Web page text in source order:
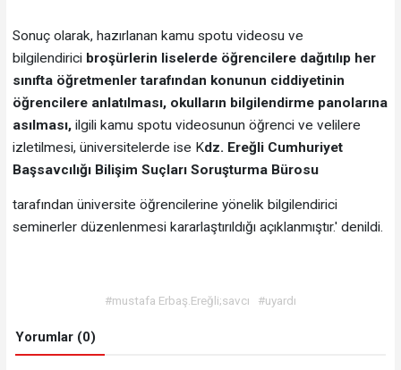
Sonuç olarak, hazırlanan kamu spotu videosu ve
bilgilendirici broşürlerin liselerde öğrencilere dağıtılıp her
sınıfta öğretmenler tarafından konunun ciddiyetinin
öğrencilere anlatılması, okulların bilgilendirme panolarına
asılması,ilgili kamu spotu videosunun öğrenci ve velilere
izletilmesi, üniversitelerde ise Kdz. Ereğli Cumhuriyet
Başsavcılığı Bilişim Suçları Soruşturma Bürosu
tarafından üniversite öğrencilerine yönelik bilgilendirici
seminerler düzenlenmesi kararlaştırıldığı açıklanmıştır.' denildi.
#mustafa Erbaş.Ereğli;savcı #uyardı
Yorumlar (0)